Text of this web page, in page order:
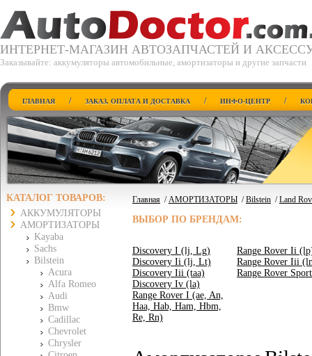
ИНТЕРНЕТ-МАГАЗИН АВТОЗАПЧАСТЕЙ И
Заказывайте: аккумуляторы автомобильные, амортизаторы и другие запчасти
ГЛАВНАЯ / ЗАКАЗ, ОПЛАТА И ДОСТАВКА / ИНФО-ЦЕНТР /
КАТАЛОГ ТОВАРОВ:
АККУМУЛЯТОРЫ
АМОРТИЗАТОРЫ
Kayaba
Sachs
Bilstein
Acura
Alfa Romeo
Audi
Bmw
Cadillac
Chevrolet
Chrysler
Главная /АМОРТИЗАТОРЫ /Bilstein /Land
ВЫБОР ПО БРЕНДАМ:
Discovery I (lj, Lg)
Discovery Ii (lj, Lt)
Discovery Iii (taa)
Discovery Iv (la)
Range Rover I (ae, An,
Haa, Hab, Ham, Hbm,
Re, Rn)
Range Rover Ii
Range Rover Iii
Range Rover